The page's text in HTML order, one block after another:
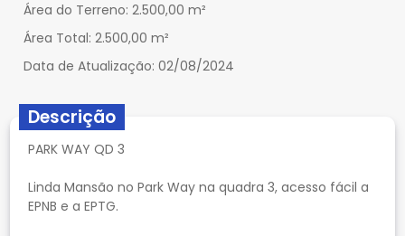
Área do Terreno: 2.500,00 m²
Área Total: 2.500,00 m²
Data de Atualização: 02/08/2024
Descrição
PARK WAY QD 3
Linda Mansão no Park Way na quadra 3, acesso fácil a
EPNB e a EPTG.